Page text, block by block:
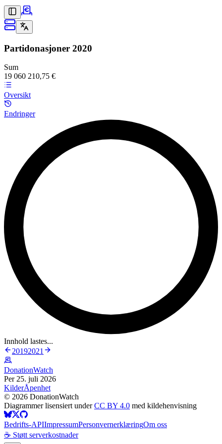
Partidonasjoner 2020
Sum
19 060 210,75 €
Oversikt
Endringer
Innhold lastes...
20192021
DonationWatch
Per 25. juli 2026
KilderÅpenhet
© 2026 DonationWatch
Diagrammer lisensiert underCC BY 4.0 med kildehenvisning
Bedrifts-APIImpressumPersonvernerklæringOm oss
☕ Støtt serverkostnader